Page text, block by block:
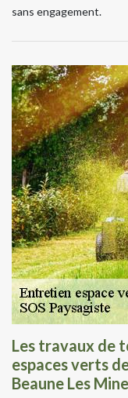
sans engagement.
Les travaux de
espaces verts
Beaune Les